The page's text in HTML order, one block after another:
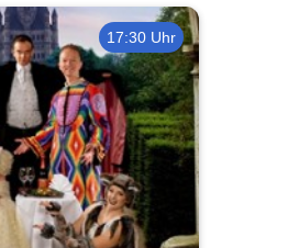
17:30 Uhr